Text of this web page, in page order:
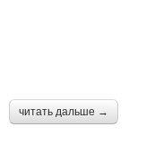
читать дальше →